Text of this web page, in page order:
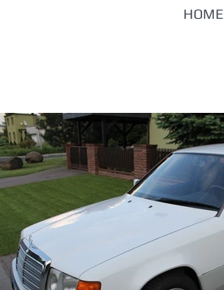
HOME